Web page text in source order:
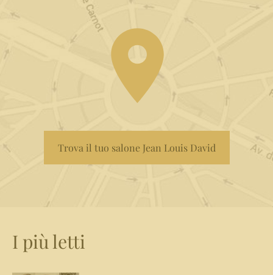
Trova il tuo salone Jean Louis David
I più letti